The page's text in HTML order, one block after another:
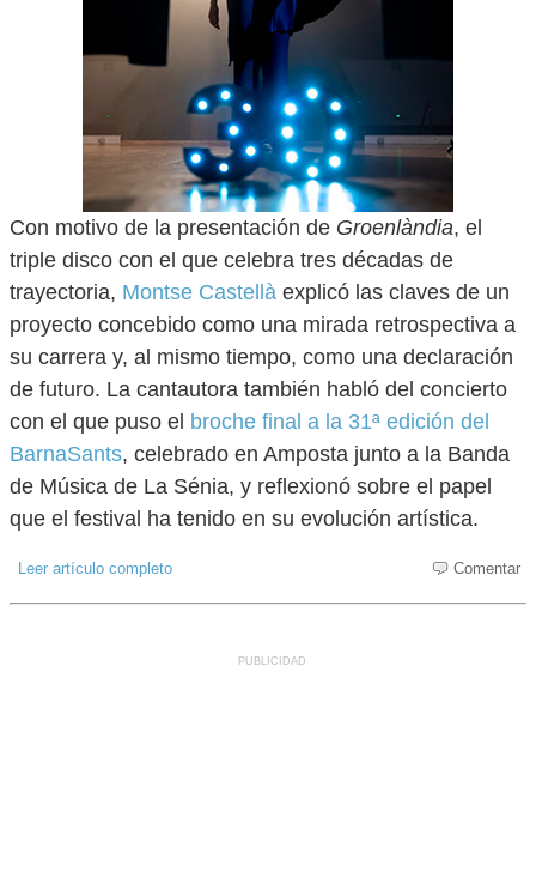
Con motivo de la presentación de Groenlàndia, el
triple disco con el que celebra tres décadas de
trayectoria, Montse Castellà explicó las claves de un
proyecto concebido como una mirada retrospectiva a
su carrera y, al mismo tiempo, como una declaración
de futuro. La cantautora también habló del concierto
con el que puso el broche final a la 31ª edición del
BarnaSants, celebrado en Amposta junto a la Banda
de Música de La Sénia, y reflexionó sobre el papel
que el festival ha tenido en su evolución artística.
Leer artículo completo Comentar
PUBLICIDAD